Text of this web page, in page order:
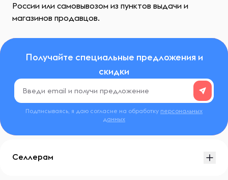
России или самовывозом из пунктов выдачи и
магазинов продавцов.
Получайте специальные предложения и
скидки
Подписываясь, я даю согласие на обработку персональных
данных
Селлерам